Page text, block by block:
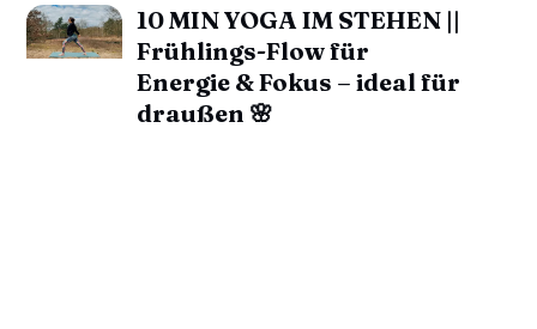
10 MIN YOGA IM STEHEN ||
Frühlings-Flow für
Energie & Fokus – ideal für
draußen 🌸